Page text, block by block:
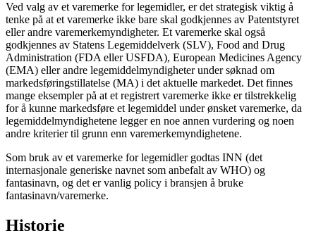
Ved valg av et varemerke for legemidler, er det strategisk viktig å
tenke på at et varemerke ikke bare skal godkjennes av Patentstyret
eller andre varemerkemyndigheter. Et varemerke skal også
godkjennes av Statens Legemiddelverk (SLV), Food and Drug
Administration (FDA eller USFDA), European Medicines Agency
(EMA) eller andre legemiddelmyndigheter under søknad om
markedsføringstillatelse (MA) i det aktuelle markedet. Det finnes
mange eksempler på at et registrert varemerke ikke er tilstrekkelig
for å kunne markedsføre et legemiddel under ønsket varemerke, da
legemiddelmyndighetene legger en noe annen vurdering og noen
andre kriterier til grunn enn varemerkemyndighetene.
Som bruk av et varemerke for legemidler godtas INN (det
internasjonale generiske navnet som anbefalt av WHO) og
fantasinavn, og det er vanlig policy i bransjen å bruke
fantasinavn/varemerke.
Historie